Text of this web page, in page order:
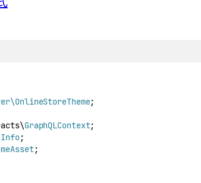
;
GraphQLContext;
;
;